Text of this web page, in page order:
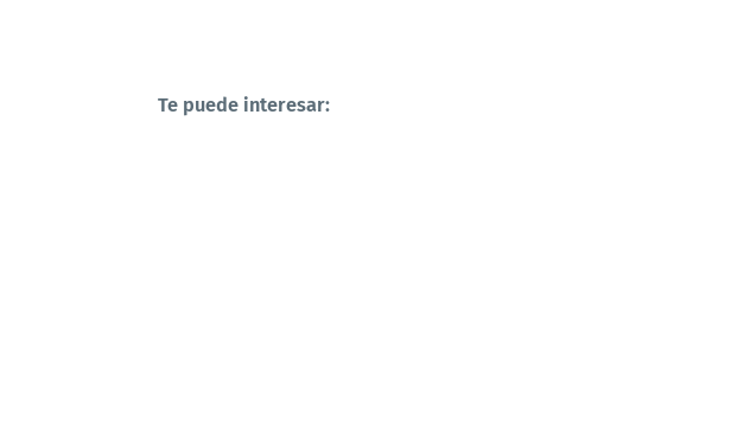
Te puede interesar: